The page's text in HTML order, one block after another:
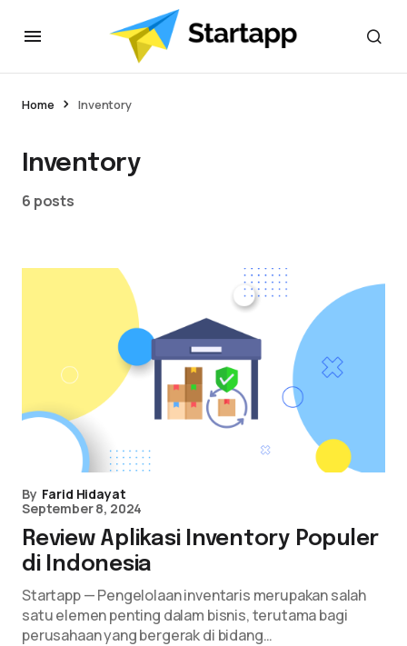
Home Inventory
Inventory
6 posts
By Farid Hidayat
September 8, 2024
Review Aplikasi Inventory Populer
di Indonesia
Startapp — Pengelolaan inventaris merupakan salah
satu elemen penting dalam bisnis, terutama bagi
perusahaan yang bergerak di bidang…